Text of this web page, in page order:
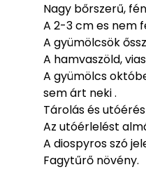
Nagy bőrszerű,
A 2-3 cm es nem
A gyümölcsök
A hamvaszöld,
A gyümölcs
sem árt neki .
Tárolás és
Az utóérlelést
A diospyros szó
Fagytűrő növény.